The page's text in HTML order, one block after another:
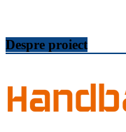
Despre proiect